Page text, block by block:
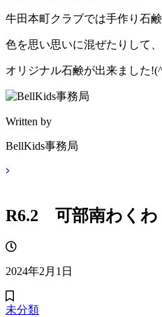
牛田本町クラブでは手作り石
色を思い思いに混ぜたりして
オリジナル石鹸が出来ました
Written by
BellKids事務局
R6.2 可部南わくわ
2024年2月1日
未分類